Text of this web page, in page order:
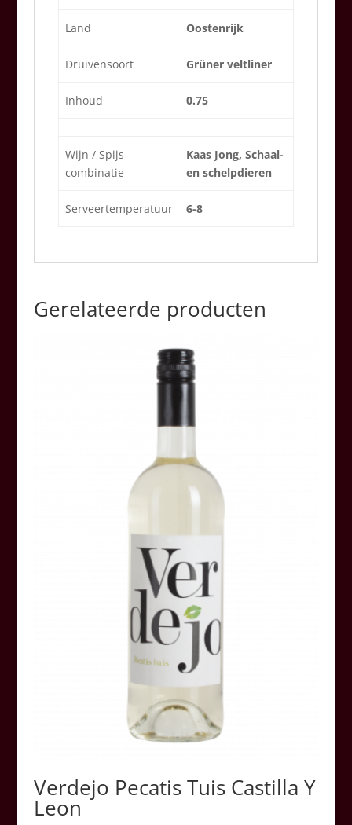
Land Oostenrijk
Druivensoort Grüner veltliner
Inhoud 0.75
Wijn / Spijs
combinatie
Kaas Jong, Schaal-
en schelpdieren
Serveertemperatuur 6-8
Gerelateerde producten
Verdejo Pecatis Tuis Castilla Y
Leon